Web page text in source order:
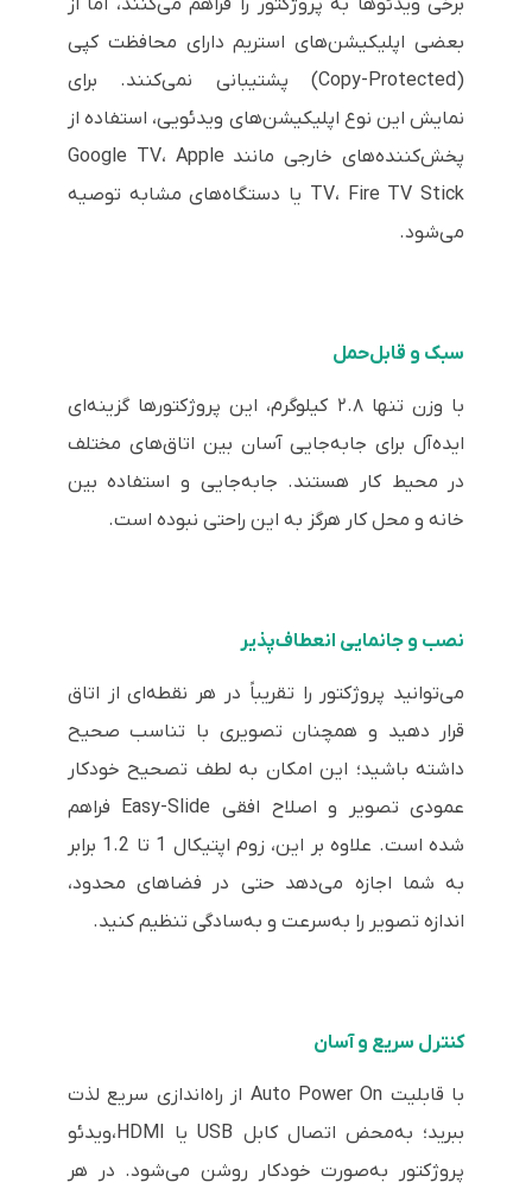
بعضی اپلیکیشن‌های استریم دارای محافظت کپی
(Copy-Protected) پشتیبانی نمی‌کنند. برای
نمایش این نوع اپلیکیشن‌های ویدئویی، استفاده از
پخش‌کننده‌های خارجی مانند Google TV، Apple
TV، Fire TV Stick یا دستگاه‌های مشابه توصیه
می‌شود.
سبک و قابل‌حمل
با وزن تنها ۲.۸ کیلوگرم، این پروژکتورها گزینه‌ای
ایده‌آل برای جابه‌جایی آسان بین اتاق‌های مختلف
در محیط کار هستند. جابه‌جایی و استفاده بین
خانه و محل کار هرگز به این راحتی نبوده است.
نصب و جانمایی انعطاف‌پذیر
می‌توانید پروژکتور را تقریباً در هر نقطه‌ای از اتاق
قرار دهید و همچنان تصویری با تناسب صحیح
داشته باشید؛ این امکان به لطف تصحیح خودکار
عمودی تصویر و اصلاح افقی Easy-Slide فراهم
شده است. علاوه بر این، زوم اپتیکال 1 تا 1.2 برابر
به شما اجازه می‌دهد حتی در فضاهای محدود،
اندازه تصویر را به‌سرعت و به‌سادگی تنظیم کنید.
کنترل سریع و آسان
با قابلیت Auto Power On از راه‌اندازی سریع لذت
ببرید؛ به‌محض اتصال کابل USB یا HDMI،ویدئو
پروژکتور به‌صورت خودکار روشن می‌شود. در هر